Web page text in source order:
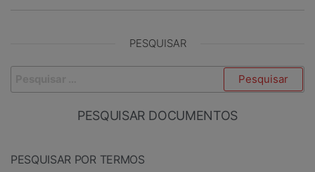
PESQUISAR
PESQUISAR DOCUMENTOS
PESQUISAR POR TERMOS